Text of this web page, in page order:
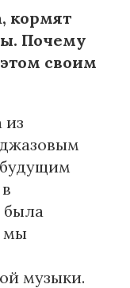
кормят
Почему
своим
из
была
мы
музыки.